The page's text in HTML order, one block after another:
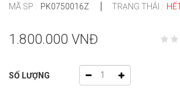
MÃ SP : PK0750016Z TRẠNG THÁI :
1.800.000 VNĐ
SỐ LƯỢNG